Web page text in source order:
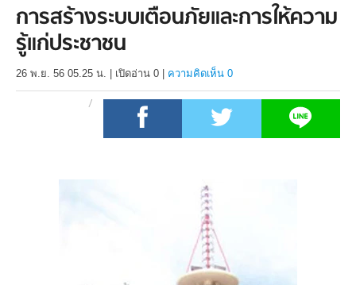
การสร้างระบบเตือนภัยและการให้ความ
รู้แก่ประชาชน
26 พ.ย. 56 05.25 น. เปิดอ่าน 0 ความคิดเห็น 0